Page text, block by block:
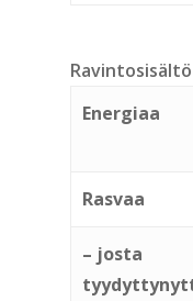
Energiaa
Rasvaa
– josta